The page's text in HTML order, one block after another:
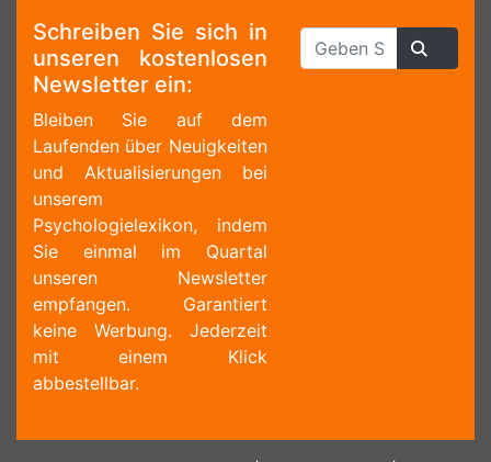
Schreiben Sie sich in
unseren kostenlosen
Newsletter ein:
Bleiben Sie auf dem
Laufenden über Neuigkeiten
und Aktualisierungen bei
unserem
Psychologielexikon, indem
Sie einmal im Quartal
unseren Newsletter
empfangen. Garantiert
keine Werbung. Jederzeit
mit einem Klick
abbestellbar.